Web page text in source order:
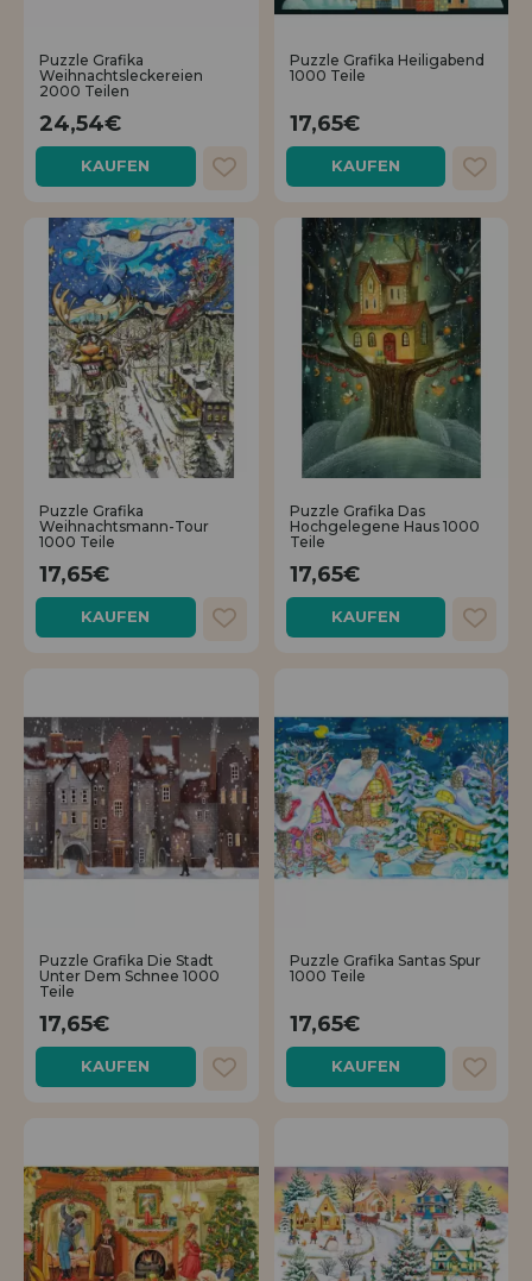
Puzzle Grafika
Weihnachtsleckereien
2000 Teilen
24,54€
KAUFEN
Puzzle Grafika Heiligabend
1000 Teile
17,65€
KAUFEN
Puzzle Grafika
Weihnachtsmann-Tour
1000 Teile
17,65€
KAUFEN
Puzzle Grafika Das
Hochgelegene Haus 1000
Teile
17,65€
KAUFEN
Puzzle Grafika Die Stadt
Unter Dem Schnee 1000
Teile
17,65€
KAUFEN
Puzzle Grafika Santas Spur
1000 Teile
17,65€
KAUFEN